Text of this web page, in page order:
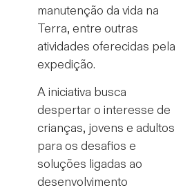
manutenção da vida na
Terra, entre outras
atividades oferecidas pela
expedição.
A iniciativa busca
despertar o interesse de
crianças, jovens e adultos
para os desafios e
soluções ligadas ao
desenvolvimento